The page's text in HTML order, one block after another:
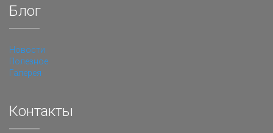
Блог
Новости
Полезное
Галерея
Контакты